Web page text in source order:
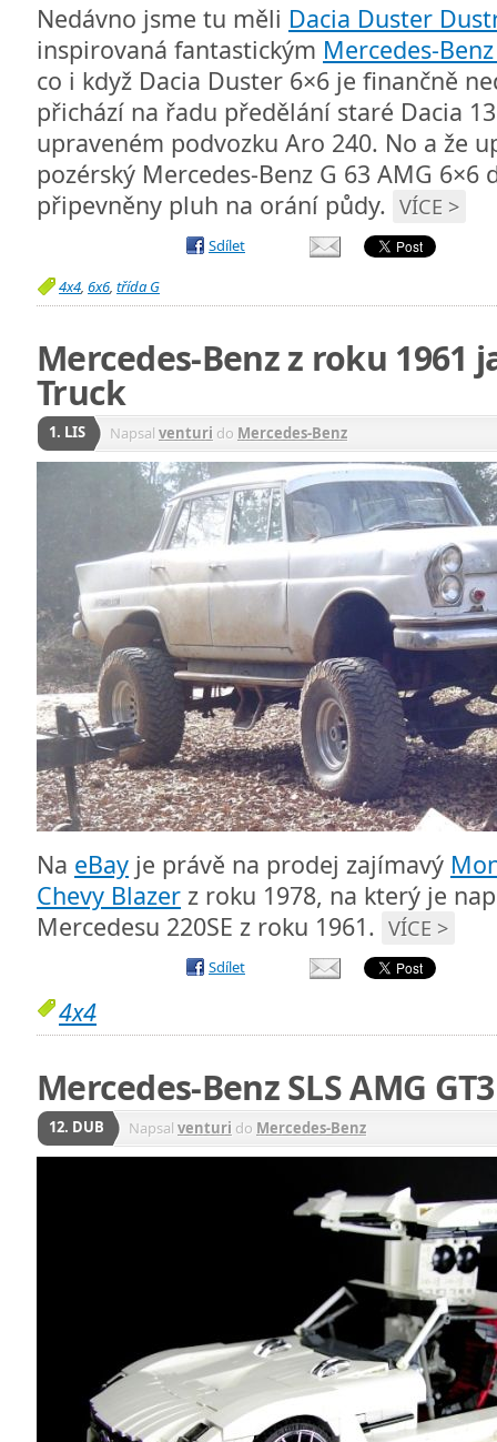
Nedávno jsme tu měli Dacia Duster
inspirovaná fantastickým Mercedes-
co i když Dacia Duster 6×6 je finančně
přichází na řadu předělání staré Dacia
upraveném podvozku Aro 240. No a že
pozérský Mercedes-Benz G 63 AMG 6×6
připevněny pluh na orání půdy. VÍCE >
Sdílet
4x4, 6x6, třída G
Mercedes-Benz z roku 1961
Truck
1. LIS Napsal venturi do Mercedes-Benz
Na eBay je právě na prodej zajímavý
Chevy Blazer z roku 1978, na který je
Mercedesu 220SE z roku 1961. VÍCE >
Sdílet
4x4
Mercedes-Benz SLS AMG
12. DUB Napsal venturi do Mercedes-Benz